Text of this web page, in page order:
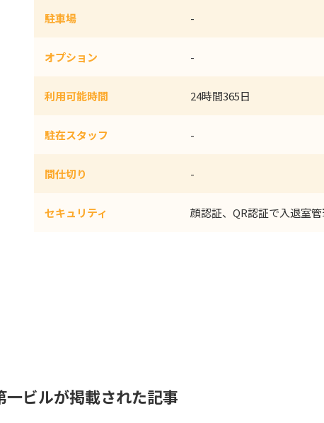
駐車場 -
オプション -
利用可能時間 24時間365日
駐在スタッフ -
間仕切り -
セキュリティ 顔認証、QR認証で入退室
ビルが掲載された記事